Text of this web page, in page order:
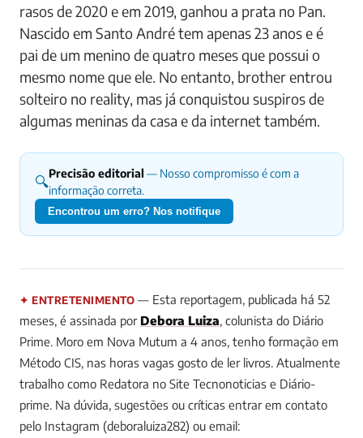
rasos de 2020 e em 2019, ganhou a prata no Pan.
Nascido em Santo André tem apenas 23 anos e é
pai de um menino de quatro meses que possui o
mesmo nome que ele. No entanto, brother entrou
solteiro no reality, mas já conquistou suspiros de
algumas meninas da casa e da internet também.
🔍Precisão editorial — Nosso compromisso é com a
informação correta.
Encontrou um erro? Nos notifique
✦ ENTRETENIMENTO — Esta reportagem, publicada há 52
meses, é assinada por Debora Luiza, colunista do Diário
Prime. Moro em Nova Mutum a 4 anos, tenho formação em
Método CIS, nas horas vagas gosto de ler livros. Atualmente
trabalho como Redatora no Site Tecnonoticias e Diário-
prime. Na dúvida, sugestões ou críticas entrar em contato
pelo Instagram (deboraluiza282) ou email: